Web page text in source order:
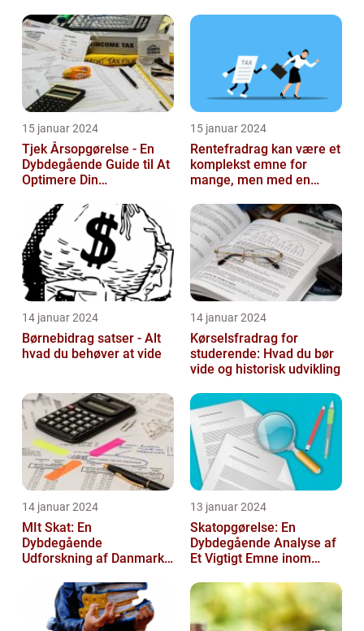
15 januar 2024
Tjek Årsopgørelse - En
Dybdegående Guide til At
Optimere Din
15 januar 2024
Rentefradrag kan være et
komplekst emne for
mange, men med en
kan man nemt og ...
14 januar 2024
Børnebidrag satser - Alt
hvad du behøver at vide
14 januar 2024
Kørselsfradrag for
studerende: Hvad du bør
vide og historisk udvikling
14 januar 2024
MIt Skat: En
Dybdegående
Udforskning af Danmarks
13 januar 2024
Skatopgørelse: En
Dybdegående Analyse af
Et Vigtigt Emne inom